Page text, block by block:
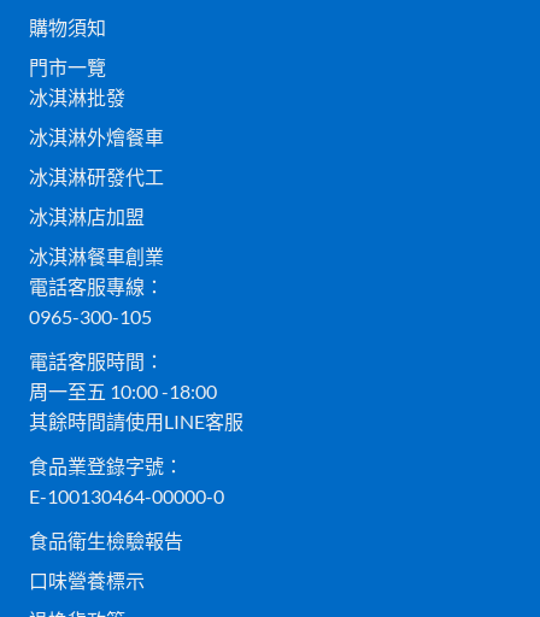
購物須知
門市一覽
冰淇淋批發
冰淇淋外燴餐車
冰淇淋研發代工
冰淇淋店加盟
冰淇淋餐車創業
電話客服專線：
0965-300-105
電話客服時間：
周一至五 10:00 -18:00
其餘時間請使用LINE客服
食品業登錄字號：
E-100130464-00000-0
食品衛生檢驗報告
口味營養標示